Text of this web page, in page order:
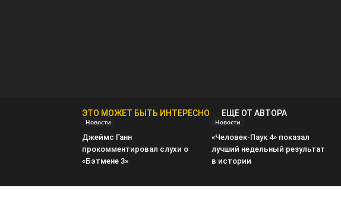
ЭТО МОЖЕТ БЫТЬ ИНТЕРЕСНО ЕЩЕ ОТ АВТОРА
Новости
Джеймс Ганн
прокомментировал слухи о
«Бэтмене 3»
Новости
«Человек-Паук 4» показал
лучший недельный результат
в истории